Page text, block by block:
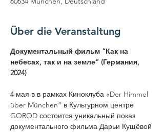
Über die Veranstaltung
Документальный фильм “Как на
небесах, так и на земле” (Германия,
2024)
4 мая в в рамках Киноклуба «Der Himmel
über München“ в Культурном центре
GOROD состоится уникальный показ
документального фильма Дарьи Кущёвой